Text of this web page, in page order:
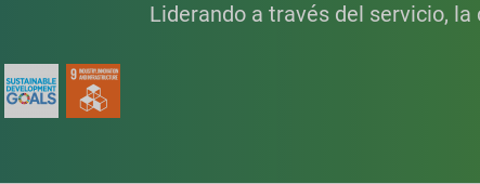
Liderando a través del servicio,